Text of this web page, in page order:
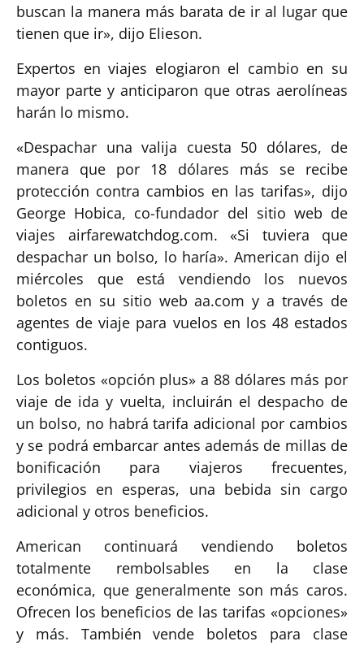
buscan la manera más barata de ir al lugar que
tienen que ir», dijo Elieson.
Expertos en viajes elogiaron el cambio en su
mayor parte y anticiparon que otras aerolíneas
harán lo mismo.
«Despachar una valija cuesta 50 dólares, de
manera que por 18 dólares más se recibe
protección contra cambios en las tarifas», dijo
George Hobica, co-fundador del sitio web de
viajes airfarewatchdog.com. «Si tuviera que
despachar un bolso, lo haría». American dijo el
miércoles que está vendiendo los nuevos
boletos en su sitio web aa.com y a través de
agentes de viaje para vuelos en los 48 estados
contiguos.
Los boletos «opción plus» a 88 dólares más por
viaje de ida y vuelta, incluirán el despacho de
un bolso, no habrá tarifa adicional por cambios
y se podrá embarcar antes además de millas de
bonificación para viajeros frecuentes,
privilegios en esperas, una bebida sin cargo
adicional y otros beneficios.
American continuará vendiendo boletos
totalmente rembolsables en la clase
económica, que generalmente son más caros.
Ofrecen los beneficios de las tarifas «opciones»
y más. También vende boletos para clase